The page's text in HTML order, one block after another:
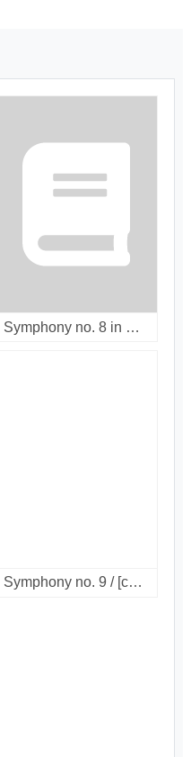
Symphony no. 8 in E flat major / [LP]
Symphony no. 9 / [compact disc]